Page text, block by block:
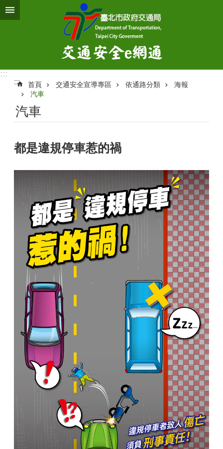
跳到主要內容區塊
:::
:::
首頁 交通安全宣導專區 依通路分類
海報
汽車
汽車
都是違規停車惹的禍